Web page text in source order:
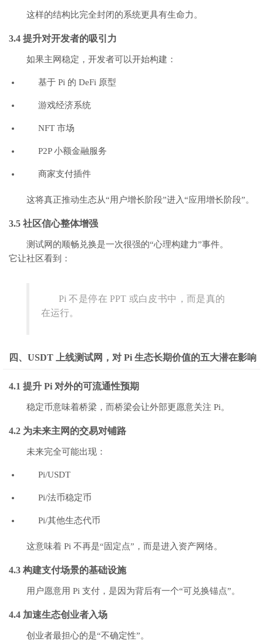
这样的结构比完全封闭的系统更具有生命力。
3.4 提升对开发者的吸引力
如果主网稳定，开发者可以开始构建：
基于 Pi 的 DeFi 原型
游戏经济系统
NFT 市场
P2P 小额金融服务
商家支付插件
这将真正推动生态从“用户增长阶段”进入“应用增长阶段”。
3.5 社区信心整体增强
测试网的顺畅兑换是一次很强的“心理构建力”事件。
它让社区看到：
Pi 不是停在 PPT 或白皮书中，而是真的
在运行。
四、USDT 上线测试网，对 Pi 生态长期价值的五大潜在影响
4.1 提升 Pi 对外的可流通性预期
稳定币意味着桥梁，而桥梁会让外部更愿意关注 Pi。
4.2 为未来主网的交易对铺路
未来完全可能出现：
Pi/USDT
Pi/法币稳定币
Pi/其他生态代币
这意味着 Pi 不再是“固定点”，而是进入资产网络。
4.3 构建支付场景的基础设施
用户愿意用 Pi 支付，是因为背后有一个“可兑换锚点”。
4.4 加速生态创业者入场
创业者最担心的是“不确定性”。